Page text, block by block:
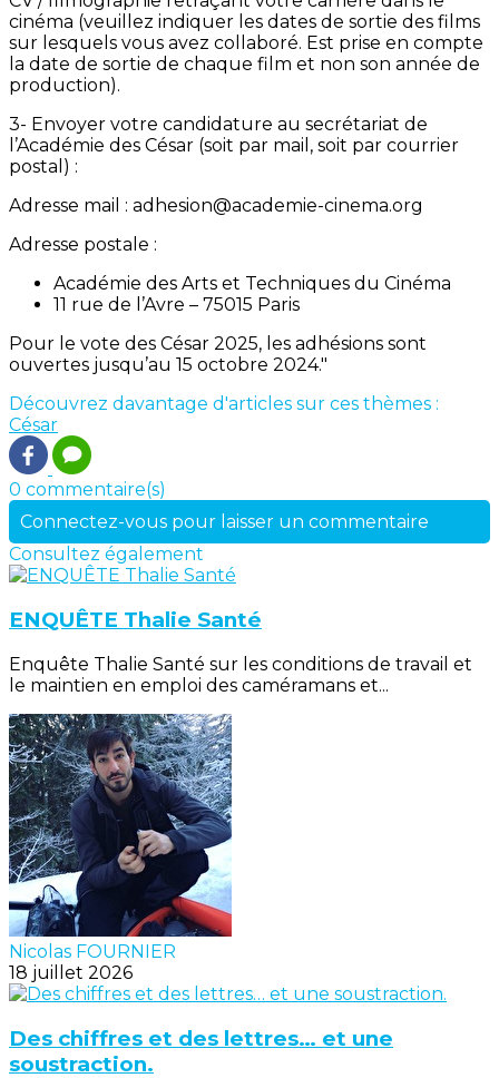
cinéma (veuillez indiquer les dates de sortie des films
sur lesquels vous avez collaboré. Est prise en compte
la date de sortie de chaque film et non son année de
production).
3- Envoyer votre candidature au secrétariat de
l’Académie des César (soit par mail, soit par courrier
postal) :
Adresse mail : adhesion@academie-cinema.org
Adresse postale :
Académie des Arts et Techniques du Cinéma
11 rue de l’Avre – 75015 Paris
Pour le vote des César 2025, les adhésions sont
ouvertes jusqu’au 15 octobre 2024."
Découvrez davantage d'articles sur ces thèmes :
César
0 commentaire(s)
Connectez-vous pour laisser un commentaire
Consultez également
ENQUÊTE Thalie Santé
Enquête Thalie Santé sur les conditions de travail et
le maintien en emploi des caméramans et...
Nicolas FOURNIER
18 juillet 2026
Des chiffres et des lettres… et une
soustraction.